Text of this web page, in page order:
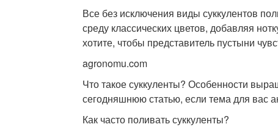
Все без исключения виды суккулентов
среду классических цветов, добавляя
хотите, чтобы представитель пустыни
agronomu.com
Что такое суккуленты? Особенности
сегодняшнюю статью, если тема для вас
Как часто поливать суккуленты?